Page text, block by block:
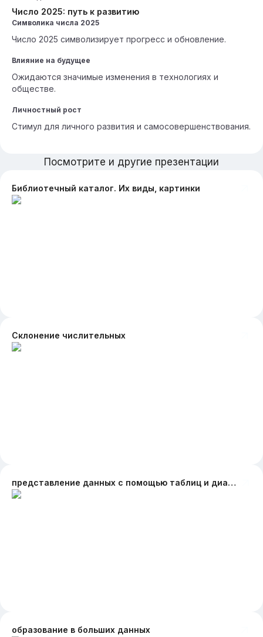
Число 2025: путь к развитию
Символика числа 2025
Число 2025 символизирует прогресс и обновление.
Влияние на будущее
Ожидаются значимые изменения в технологиях и
обществе.
Личностный рост
Стимул для личного развития и самосовершенствования.
Посмотрите и другие презентации
Библиотечный каталог. Их виды, картинки
Склонение числительных
представление данных с помощью таблиц и диаграмм
образование в больших данных